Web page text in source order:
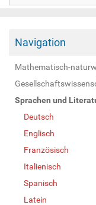
Navigation
Mathematisch-
Sprachen und
Deutsch
Englisch
Französisch
Italienisch
Spanisch
Latein